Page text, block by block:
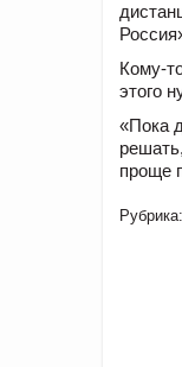
Кому-
этого
«Пока
проще
Рубрика: